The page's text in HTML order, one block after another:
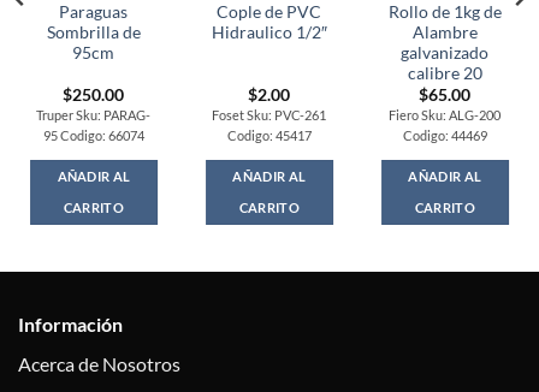
Paraguas
Sombrilla de
95cm
$250.00
Truper Sku: PARAG-
95 Codigo: 66074
AÑADIR AL
CARRITO
Cople de PVC
Hidraulico 1/2″
$2.00
Foset Sku: PVC-261
Codigo: 45417
AÑADIR AL
CARRITO
Rollo de 1kg de
Alambre
galvanizado
calibre 20
$65.00
Fiero Sku: ALG-200
Codigo: 44469
AÑADIR AL
CARRITO
Información
Acerca de Nosotros